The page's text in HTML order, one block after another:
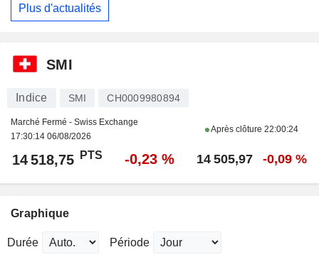
Plus d'actualités
SMI
Indice SMI CH0009980894
Marché Fermé - Swiss Exchange
17:30:14 06/08/2026
Après clôture 22:00:24
14 518,75 PTS -0,23 % 14 505,97 -0,09 %
Graphique
Durée Période